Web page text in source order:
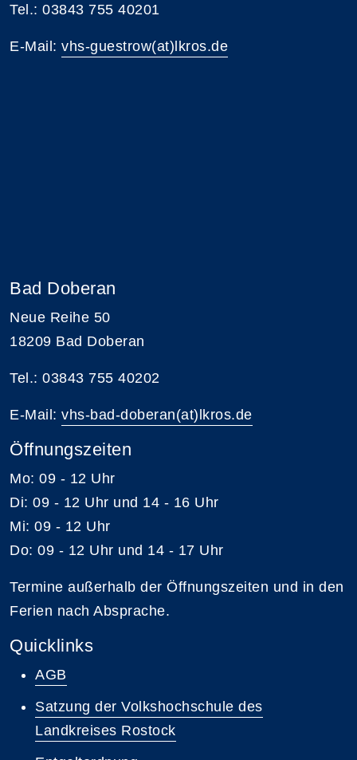
Tel.: 03843 755 40201
E-Mail: vhs-guestrow(at)lkros.de
Bad Doberan
Neue Reihe 50
18209 Bad Doberan
Tel.: 03843 755 40202
E-Mail: vhs-bad-doberan(at)lkros.de
Öffnungszeiten
Mo: 09 - 12 Uhr
Di: 09 - 12 Uhr und 14 - 16 Uhr
Mi: 09 - 12 Uhr
Do: 09 - 12 Uhr und 14 - 17 Uhr
Termine außerhalb der Öffnungszeiten und in den
Ferien nach Absprache.
Quicklinks
AGB
Satzung der Volkshochschule des
Landkreises Rostock